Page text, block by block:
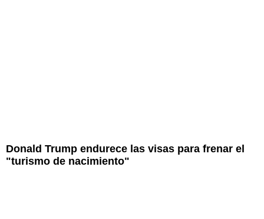
Donald Trump endurece las visas para frenar el
"turismo de nacimiento"